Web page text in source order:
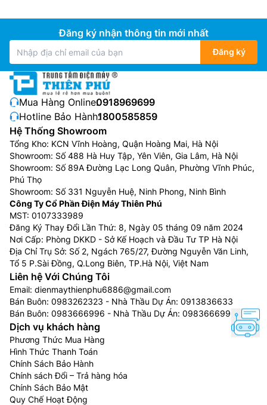
Đăng ký nhận thông tin mới nhất
Đăng ký
Mua Hàng Online:0918969699
Hotline Bảo Hành:1800585859
Hệ Thống Showroom
Tổng Kho: KCN Vĩnh Hoàng, Quận Hoàng Mai, Hà Nội
Showroom: Số 488 Hà Huy Tập, Yên Viên, Gia Lâm, Hà Nội
Showroom: Số 89A Đường Lạc Long Quân, Phường Vĩnh Phúc,
Phú Thọ
Showroom: Số 331 Nguyễn Huệ, Ninh Phong, Ninh Bình
Công Ty Cổ Phần Điện Máy Thiên Phú
MST: 0107333989
Đăng Ký Thay Đổi Lần Thứ: 8, Ngày 05 tháng 09 năm 2024
Nơi Cấp: Phòng DKKD - Sở Kế Hoạch và Đầu Tư TP Hà Nội
Địa Chỉ Trụ Sở: Số 2, Ngách 765/27, Đường Nguyễn Văn Linh,
Tổ 5 P.Sài Đồng, Q.Long Biên, TP.Hà Nội, Việt Nam
Liên hệ Với Chúng Tôi
Email: dienmaythienphu6886@gmail.com
Bán Buôn: 0983262323 - Nhà Thầu Dự Án: 0913836633
Bán Buôn: 0983666996 - Nhà Thầu Dự Án: 0983666996
Dịch vụ khách hàng
Phương Thức Mua Hàng
Hình Thức Thanh Toán
Chính Sách Bảo Hành
Chính sách Đổi – Trả hàng hóa
Chính Sách Bảo Mật
Quy Chế Hoạt Động